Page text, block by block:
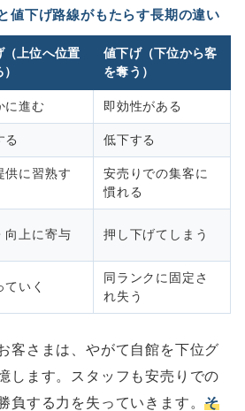
値下げ路線がもたらす長期の違い
（上位へ位置
値下げ（下位から客
を奪う）
に進む 即効性がある
る 低下する
供に習熟す
安売りでの集客に
慣れる
向上に寄与 押し下げてしまう
ていく
同ランクに固定さ
れ失う
客さまは、やがて自館を下位グ
します。スタッフも安売りでの
負する力を失っていきます。そ